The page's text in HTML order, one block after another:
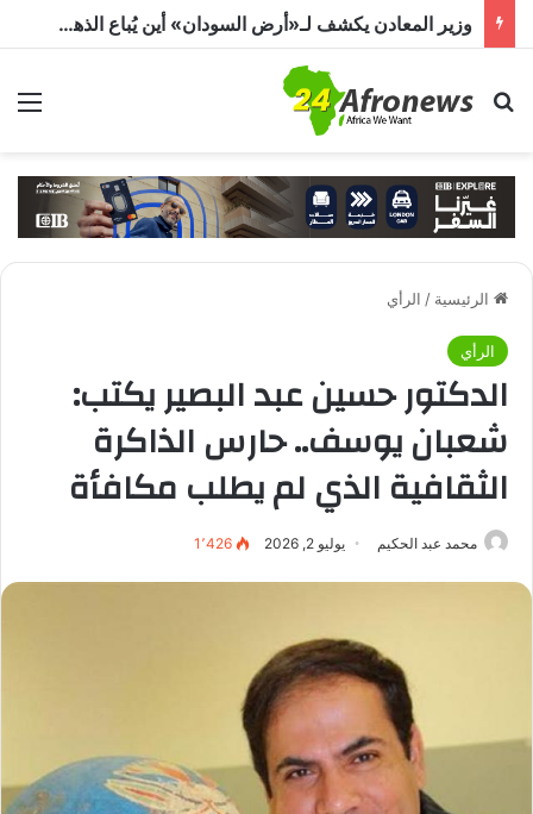
وزير المعادن يكشف لـ«أرض السودان» أين يُباع الذهب السوداني
بحث عن
الرئيسية / الرأي
الرأي
الدكتور حسين عبد البصير يكتب:
شعبان يوسف.. حارس الذاكرة
الثقافية الذي لم يطلب مكافأة
محمد عبد الحكيم يوليو 2, 2026 1٬426